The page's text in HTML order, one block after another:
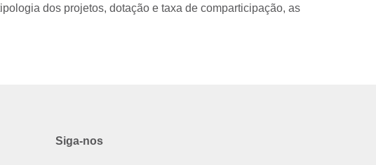
dos projetos, dotação e taxa de comparticipação, as
Siga-nos